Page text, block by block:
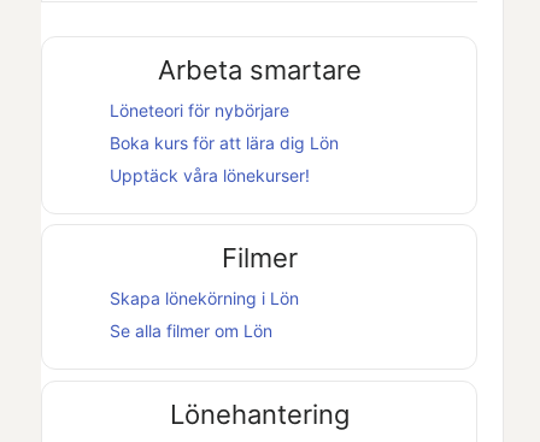
Arbeta smartare
Löneteori för nybörjare
Boka kurs för att lära dig Lön
Upptäck våra lönekurser!
Filmer
Skapa lönekörning i Lön
Se alla filmer om Lön
Lönehantering